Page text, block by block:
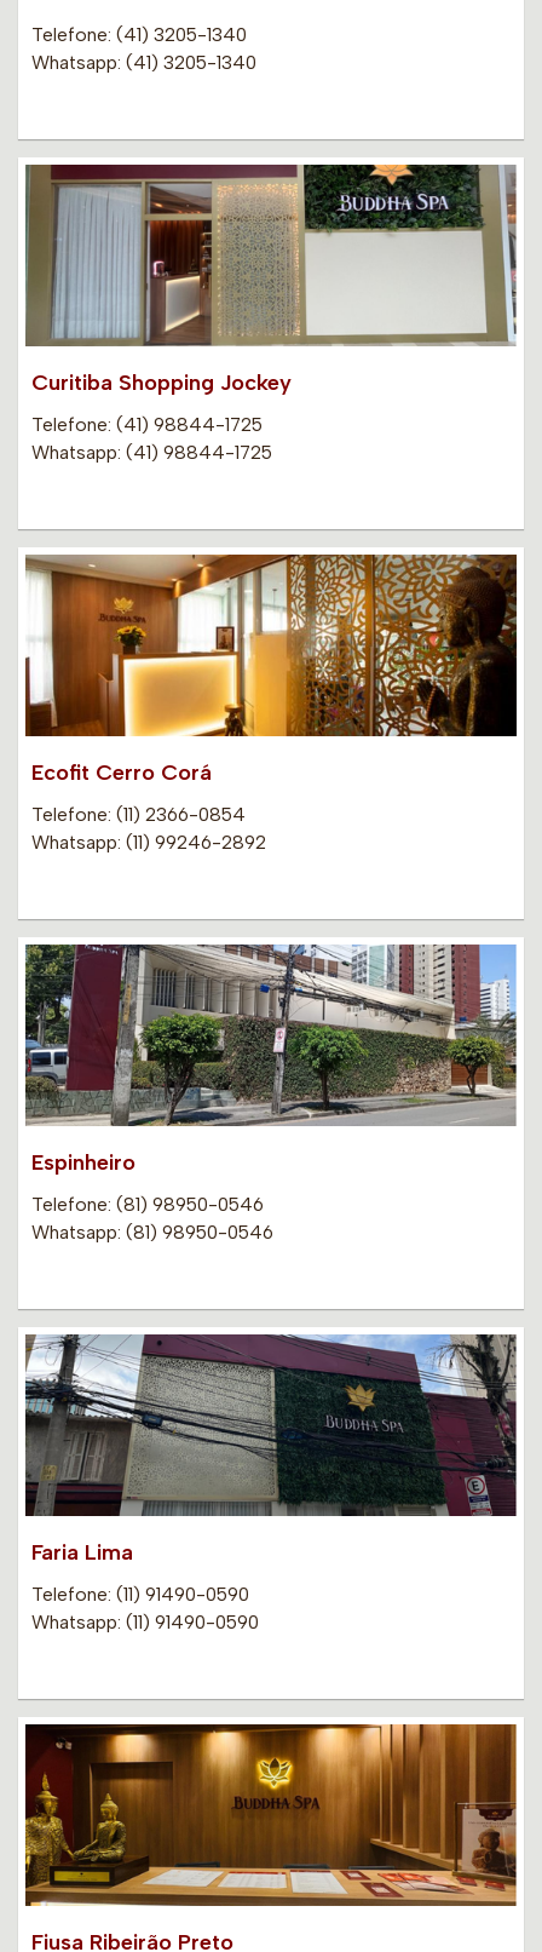
Telefone: (41) 3205-1340
Whatsapp: (41) 3205-1340
Curitiba Shopping Jockey
Telefone: (41) 98844-1725
Whatsapp: (41) 98844-1725
Ecofit Cerro Corá
Telefone: (11) 2366-0854
Whatsapp: (11) 99246-2892
Espinheiro
Telefone: (81) 98950-0546
Whatsapp: (81) 98950-0546
Faria Lima
Telefone: (11) 91490-0590
Whatsapp: (11) 91490-0590
Fiusa Ribeirão Preto